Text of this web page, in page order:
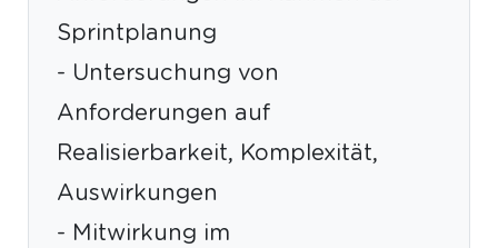
Sprintplanung
- Untersuchung von
Anforderungen auf
Realisierbarkeit, Komplexität,
Auswirkungen
- Mitwirkung im